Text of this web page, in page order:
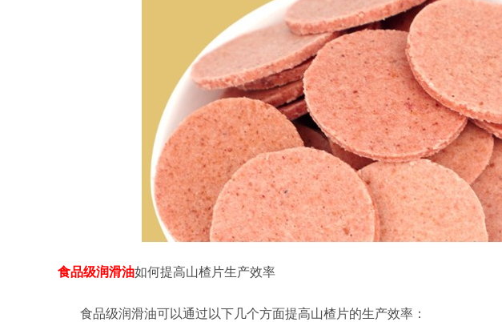
食品级润滑油如何提高山楂片生产效率
食品级润滑油可以通过以下几个方面提高山楂片的生产效率：